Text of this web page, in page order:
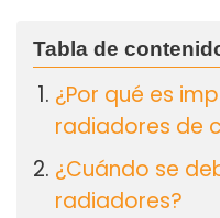
¿Por qué es
radiadores de
¿Cuándo se
radiadores?